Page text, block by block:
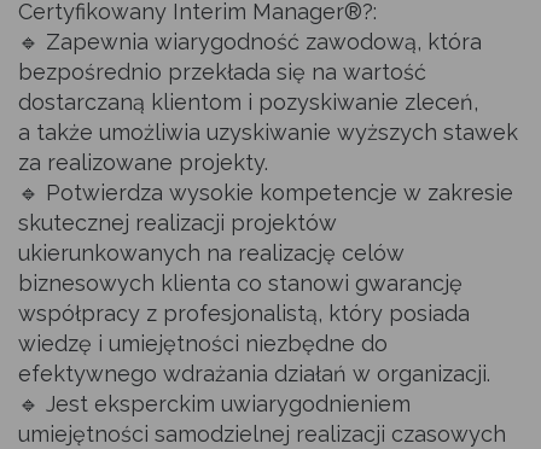
Jak zostać członkiem SIM
Statut stowarzyszenia
Władze
Członkowie Honorowi
Członkowie
Partnerzy
Metodyka
Badania rynku Interim Management
Publikacje
Konkurs „Projekt Interim Management Roku”
FAQ
Certyfikacja
Szkolenia
na bieżąco z inicjatywami mającymi wpływ na sukces
w zarządzaniu w warunkach zmienności i konkurencji
na rynku, a także poznaj raporty rynku Interim Managers
w Polsce i zagranicą.
Aktualności
Artykuły
Wydarzenia
Kalendarz
Certyfikowany Interim Manager®?:
🔹 Zapewnia wiarygodność zawodową, która
bezpośrednio przekłada się na wartość
dostarczaną klientom i pozyskiwanie zleceń,
a także umożliwia uzyskiwanie wyższych stawek
za realizowane projekty.
🔹 Potwierdza wysokie kompetencje w zakresie
skutecznej realizacji projektów
ukierunkowanych na realizację celów
biznesowych klienta co stanowi gwarancję
współpracy z profesjonalistą, który posiada
wiedzę i umiejętności niezbędne do
efektywnego wdrażania działań w organizacji.
🔹 Jest eksperckim uwiarygodnieniem
umiejętności samodzielnej realizacji czasowych